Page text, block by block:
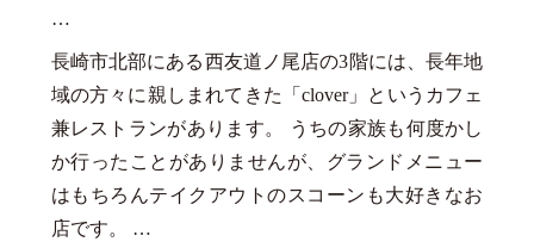
長崎市北部にある西友道ノ尾店の3階には、長年地
域の方々に親しまれてきた「clover」というカフェ
兼レストランがあります。 うちの家族も何度かし
か行ったことがありませんが、グランドメニュー
はもちろんテイクアウトのスコーンも大好きなお
店です。 …